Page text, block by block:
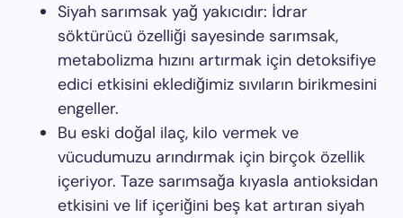
Siyah sarımsak yağ yakıcıdır: İdrar
söktürücü özelliği sayesinde sarımsak,
metabolizma hızını artırmak için detoksifiye
edici etkisini eklediğimiz sıvıların birikmesini
engeller.
Bu eski doğal ilaç, kilo vermek ve
vücudumuzu arındırmak için birçok özellik
içeriyor. Taze sarımsağa kıyasla antioksidan
etkisini ve lif içeriğini beş kat artıran siyah